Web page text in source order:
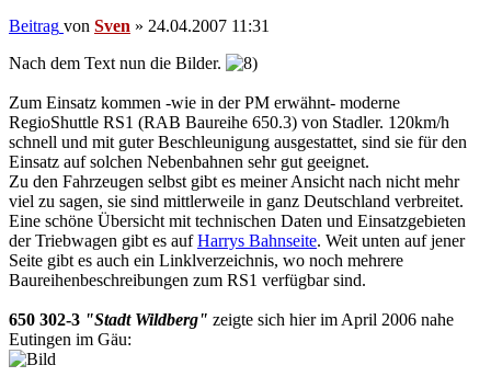
Beitrag von Sven » 24.04.2007 11:31
Nach dem Text nun die Bilder.
Zum Einsatz kommen -wie in der PM erwähnt- moderne
RegioShuttle RS1 (RAB Baureihe 650.3) von Stadler. 120km/h
schnell und mit guter Beschleunigung ausgestattet, sind sie für den
Einsatz auf solchen Nebenbahnen sehr gut geeignet.
Zu den Fahrzeugen selbst gibt es meiner Ansicht nach nicht mehr
viel zu sagen, sie sind mittlerweile in ganz Deutschland verbreitet.
Eine schöne Übersicht mit technischen Daten und Einsatzgebieten
der Triebwagen gibt es aufHarrys Bahnseite. Weit unten auf jener
Seite gibt es auch ein Linklverzeichnis, wo noch mehrere
Baureihenbeschreibungen zum RS1 verfügbar sind.
650 302-3 "Stadt Wildberg" zeigte sich hier im April 2006 nahe
Eutingen im Gäu: